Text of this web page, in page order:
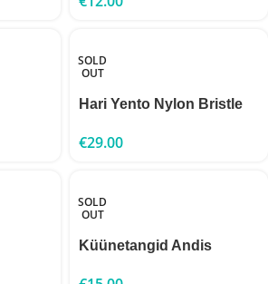
SOLD
OUT
Hari Yento Nylon Bristle
€29.00
SOLD
OUT
Küünetangid Andis